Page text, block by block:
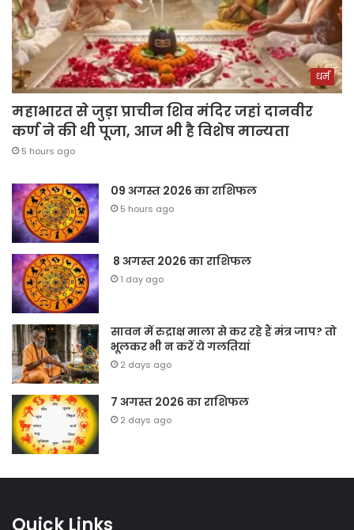
धर्म
महाभारत से जुड़ा प्राचीन शिव मंदिर जहां दानवीर
कर्ण ने की थी पूजा, आज भी है विशेष मान्यता
5 hours ago
09 अगस्त 2026 का राशिफल
5 hours ago
8 अगस्त 2026 का राशिफल
1 day ago
सावन में रुद्राक्ष माला से कर रहे हैं मंत्र जाप? तो
भूलकर भी न करें ये गलतियां
2 days ago
7 अगस्त 2026 का राशिफल
2 days ago
Quick Links